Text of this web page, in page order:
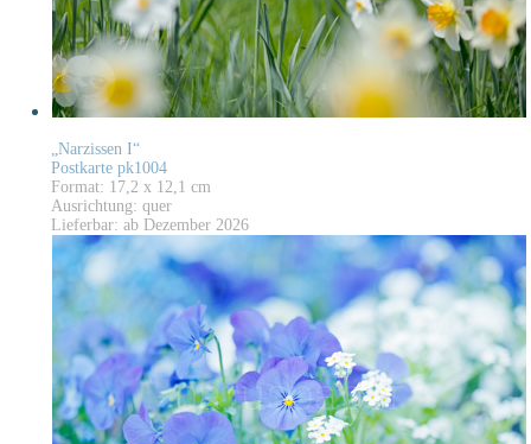
„Narzissen I“
Postkarte pk1004
Format: 17,2 x 12,1 cm
Ausrichtung: quer
Lieferbar: ab Dezember 2026